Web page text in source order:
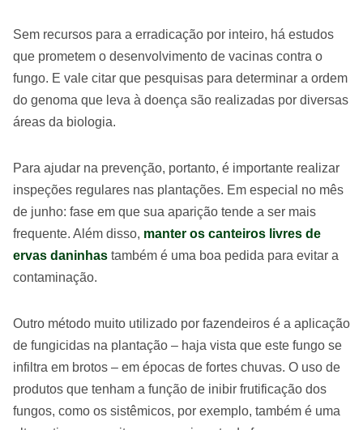
Sem recursos para a erradicação por inteiro, há estudos
que prometem o desenvolvimento de vacinas contra o
fungo. E vale citar que pesquisas para determinar a ordem
do genoma que leva à doença são realizadas por diversas
áreas da biologia.
Para ajudar na prevenção, portanto, é importante realizar
inspeções regulares nas plantações. Em especial no mês
de junho: fase em que sua aparição tende a ser mais
frequente. Além disso, manter os canteiros livres de
ervas daninhas também é uma boa pedida para evitar a
contaminação.
Outro método muito utilizado por fazendeiros é a aplicação
de fungicidas na plantação – haja vista que este fungo se
infiltra em brotos – em épocas de fortes chuvas. O uso de
produtos que tenham a função de inibir frutificação dos
fungos, como os sistêmicos, por exemplo, também é uma